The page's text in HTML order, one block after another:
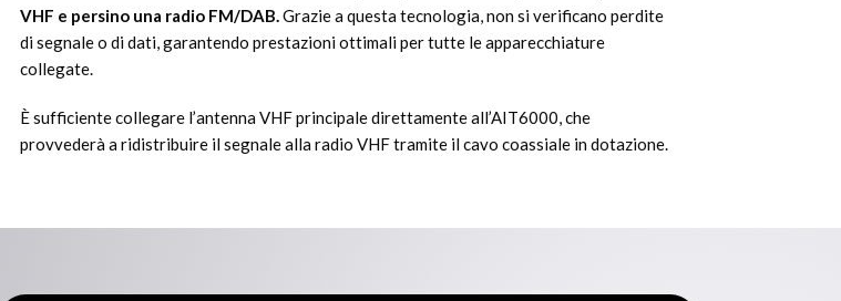
VHF e persino una radio FM/DAB.Grazie a questa tecnologia, non si verificano perdite
di segnale o di dati, garantendo prestazioni ottimali per tutte le apparecchiature
collegate.
È sufficiente collegare l’antenna VHF principale direttamente all’AIT6000, che
provvederà a ridistribuire il segnale alla radio VHF tramite il cavo coassiale in dotazione.